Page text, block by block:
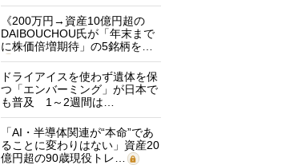
《200万円→資産10億円超の
DAIBOUCHOU氏が「年末まで
に株価倍増期待」の5銘柄を…
ドライアイスを使わず遺体を保
つ「エンバーミング」が日本で
も普及 1～2週間は…
「AI・半導体関連が“本命”であ
ることに変わりはない」資産20
億円超の90歳現役トレ…